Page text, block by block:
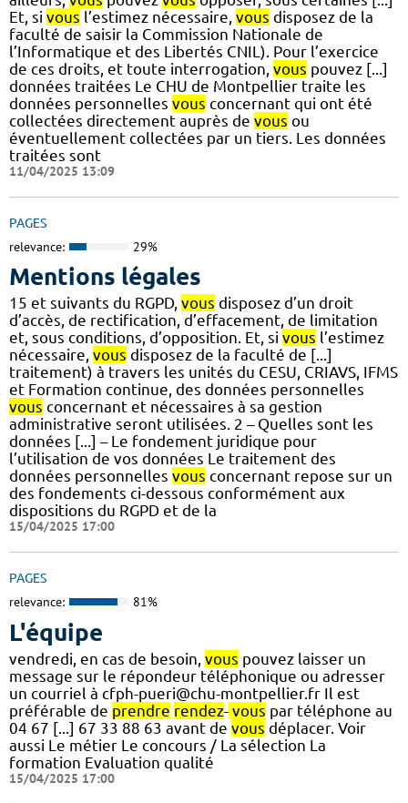
Et, si vous l’estimez nécessaire, vous disposez de la
faculté de saisir la Commission Nationale de
l’Informatique et des Libertés CNIL). Pour l’exercice
de ces droits, et toute interrogation, vous pouvez [...]
données traitées Le CHU de Montpellier traite les
données personnelles vous concernant qui ont été
collectées directement auprès de vous ou
éventuellement collectées par un tiers. Les données
traitées sont
11/04/2025 13:09
PAGES
relevance: 29%
Mentions légales
15 et suivants du RGPD, vous disposez d’un droit
d’accès, de rectification, d’effacement, de limitation
et, sous conditions, d’opposition. Et, si vous l’estimez
nécessaire, vous disposez de la faculté de [...]
traitement) à travers les unités du CESU, CRIAVS, IFMS
et Formation continue, des données personnelles
vous concernant et nécessaires à sa gestion
administrative seront utilisées. 2 – Quelles sont les
données [...] – Le fondement juridique pour
l’utilisation de vos données Le traitement des
données personnelles vous concernant repose sur un
des fondements ci-dessous conformément aux
dispositions du RGPD et de la
15/04/2025 17:00
PAGES
relevance: 81%
L'équipe
vendredi, en cas de besoin, vous pouvez laisser un
message sur le répondeur téléphonique ou adresser
un courriel à cfph-pueri@chu-montpellier.fr Il est
préférable de prendre rendez- vous par téléphone au
04 67 [...] 67 33 88 63 avant de vous déplacer. Voir
aussi Le métier Le concours / La sélection La
formation Evaluation qualité
15/04/2025 17:00